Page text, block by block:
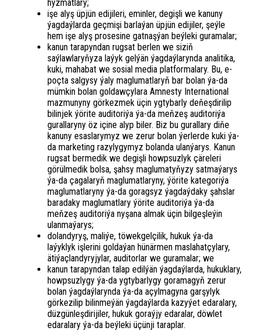
hyzmatlary;
işe alyş üpjün edijileri, eminler, degişli we kanuny
ýagdaýlarda geçmişi barlaýan üpjün edijiler, şeýle
hem işe alyş prosesine gatnaşýan beýleki guramalar;
kanun tarapyndan rugsat berlen we siziň
saýlawlaryňyza laýyk gelýän ýagdaýlarynda analitika,
kuki, mahabat we sosial media platformalary. Bu, e-
poçta salgysy ýaly maglumatlaryň bar bolan ýa-da
mümkin bolan goldawçylara Amnesty International
mazmunyny görkezmek üçin ygtybarly deňeşdirilip
bilinjek ýörite auditoriýa ýa-da meňzeş auditoriýa
gurallaryny öz içine alyp biler. Biz bu gurallary diňe
kanuny esaslarymyz we zerur bolan ýerlerde kuki ýa-
da marketing razylygymyz bolanda ulanýarys. Kanun
rugsat bermedik we degişli howpsuzlyk çäreleri
görülmedik bolsa, şahsy maglumatyňyzy satmaýarys
ýa-da çagalaryň maglumatlaryny, ýörite kategoriýa
maglumatlaryny ýa-da goragsyz ýagdaýdaky şahslar
baradaky maglumatlary ýörite auditoriýa ýa-da
meňzeş auditoriýa nyşana almak üçin bilgeşleýin
ulanmaýarys;
dolandyryş, maliýe, töwekgelçilik, hukuk ýa-da
laýyklyk işlerini goldaýan hünärmen maslahatçylary,
ätiýaçlandyryjylar, auditorlar we guramalar; we
kanun tarapyndan talap edilýän ýagdaýlarda, hukuklary,
howpsuzlygy ýa-da ygtybarlygy goramagyň zerur
bolan ýagdaýlarynda ýa-da açylmagyna garşylyk
görkezilip bilinmeýän ýagdaýlarda kazyýet edaralary,
düzgünleşdirijiler, hukuk goraýjy edaralar, döwlet
edaralary ýa-da beýleki üçünji taraplar.